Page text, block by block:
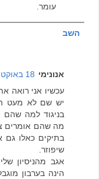
עומר.
השב
אנונימי 18 באוקטובר 2016 בשעה 15:13
עכשיו אני רואה
בניגוד למה שהם
בתיקים כאלו
שיפוזר.
אגב מהניסיון
הינה בערבון